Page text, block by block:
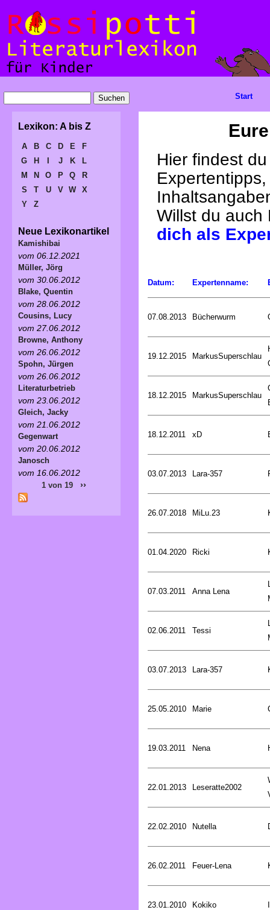
Hier findest
Willst du
dich als
Datum: Expertenname:
07.08.2013 Bücherwurm
19.12.2015 MarkusSuperschlau
18.12.2015 MarkusSuperschlau
18.12.2011 xD
03.07.2013 Lara-357
26.07.2018 MiLu.23
01.04.2020 Ricki
07.03.2011 Anna Lena
02.06.2011 Tessi
03.07.2013 Lara-357
25.05.2010 Marie
19.03.2011 Nena
22.01.2013 Leseratte2002
22.02.2010 Nutella
26.02.2011 Feuer-Lena
23.01.2010 Kokiko
Start
Lexikon: A bis Z
A B C D E
F
G
H J K
L
M
N O P Q
R
S
T U V W
X
Y
Z
Neue Lexikonartikel
Kamishibai
vom 06.12.2021
Müller, Jörg
vom 30.06.2012
Blake, Quentin
vom 28.06.2012
Cousins, Lucy
vom 27.06.2012
Browne, Anthony
vom 26.06.2012
Spohn, Jürgen
vom 26.06.2012
Literaturbetrieb
vom 23.06.2012
Gleich, Jacky
vom 21.06.2012
Gegenwart
vom 20.06.2012
Janosch
vom 16.06.2012
1 von 19 ››